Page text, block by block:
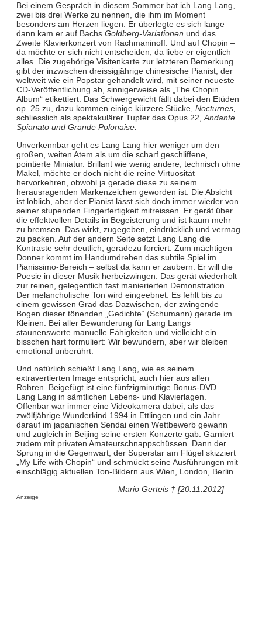
Bei einem Gespräch in diesem Sommer bat ich Lang Lang,
zwei bis drei Werke zu nennen, die ihm im Moment
besonders am Herzen liegen. Er überlegte es sich lange –
dann kam er auf Bachs Goldberg-Variationen und das
Zweite Klavierkonzert von Rachmaninoff. Und auf Chopin –
da möchte er sich nicht entscheiden, da liebe er eigentlich
alles. Die zugehörige Visitenkarte zur letzteren Bemerkung
gibt der inzwischen dreissigjährige chinesische Pianist, der
weltweit wie ein Popstar gehandelt wird, mit seiner neueste
CD-Veröffentlichung ab, sinnigerweise als „The Chopin
Album“ etikettiert. Das Schwergewicht fällt dabei den Etüden
op. 25 zu, dazu kommen einige kürzere Stücke, Nocturnes,
schliesslich als spektakulärer Tupfer das Opus 22,Andante
Spianato und Grande Polonaise.
Unverkennbar geht es Lang Lang hier weniger um den
großen, weiten Atem als um die scharf geschliffene,
pointierte Miniatur. Brillant wie wenig andere, technisch ohne
Makel, möchte er doch nicht die reine Virtuosität
hervorkehren, obwohl ja gerade diese zu seinem
herausragenden Markenzeichen geworden ist. Die Absicht
ist löblich, aber der Pianist lässt sich doch immer wieder von
seiner stupenden Fingerfertigkeit mitreissen. Er gerät über
die effektvollen Details in Begeisterung und ist kaum mehr
zu bremsen. Das wirkt, zugegeben, eindrücklich und vermag
zu packen. Auf der andern Seite setzt Lang Lang die
Kontraste sehr deutlich, geradezu forciert. Zum mächtigen
Donner kommt im Handumdrehen das subtile Spiel im
Pianissimo-Bereich – selbst da kann er zaubern. Er will die
Poesie in dieser Musik herbeizwingen. Das gerät wiederholt
zur reinen, gelegentlich fast manierierten Demonstration.
Der melancholische Ton wird eingeebnet. Es fehlt bis zu
einem gewissen Grad das Dazwischen, der zwingende
Bogen dieser tönenden „Gedichte“ (Schumann) gerade im
Kleinen. Bei aller Bewunderung für Lang Langs
staunenswerte manuelle Fähigkeiten und vielleicht ein
bisschen hart formuliert: Wir bewundern, aber wir bleiben
emotional unberührt.
Und natürlich schießt Lang Lang, wie es seinem
extravertierten Image entspricht, auch hier aus allen
Rohren. Beigefügt ist eine fünfzigminütige Bonus-DVD –
Lang Lang in sämtlichen Lebens- und Klavierlagen.
Offenbar war immer eine Videokamera dabei, als das
zwölfjährige Wunderkind 1994 in Ettlingen und ein Jahr
darauf im japanischen Sendai einen Wettbewerb gewann
und zugleich in Beijing seine ersten Konzerte gab. Garniert
zudem mit privaten Amateurschnappschüssen. Dann der
Sprung in die Gegenwart, der Superstar am Flügel skizziert
„My Life with Chopin“ und schmückt seine Ausführungen mit
einschlägig aktuellen Ton-Bildern aus Wien, London, Berlin.
Mario Gerteis † [20.11.2012]
Anzeige